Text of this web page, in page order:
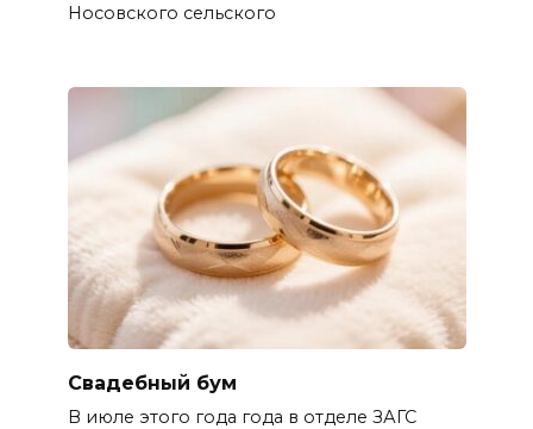
Носовского сельского
Свадебный бум
В июле этого года года в отделе ЗАГС